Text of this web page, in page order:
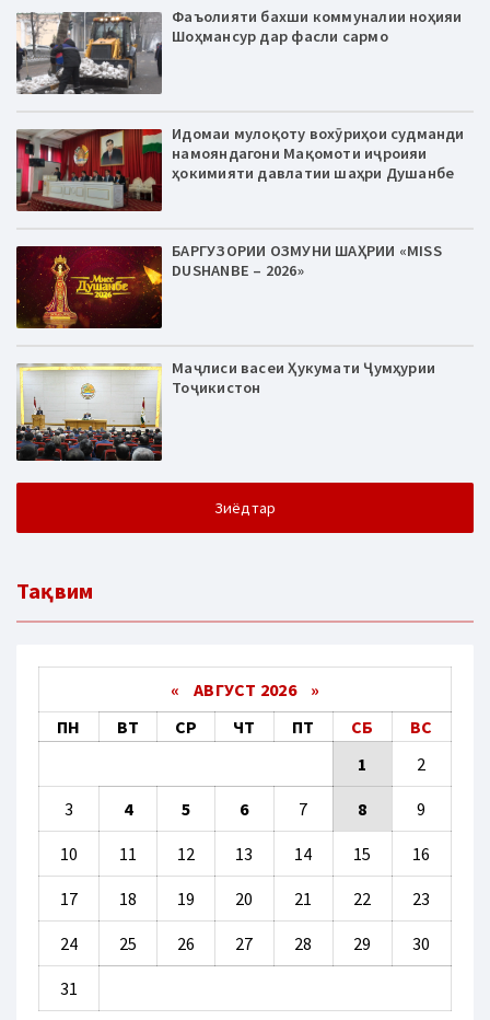
Фаъолияти бахши коммуналии ноҳияи
Шоҳмансур дар фасли сармо
Идомаи мулоқоту вохӯриҳои судманди
намояндагони Мақомоти иҷроияи
ҳокимияти давлатии шаҳри Душанбе
БАРГУЗОРИИ ОЗМУНИ ШАҲРИИ «MISS
DUSHANBE – 2026»
Маҷлиси васеи Ҳукумати Ҷумҳурии
Тоҷикистон
Зиёдтар
Тақвим
« АВГУСТ 2026 »
ПН
ВТ СР ЧТ ПТ СБ
ВС
1
2
3 4 5 6 7 8 9
10 11 12 13 14 15 16
17 18 19 20 21 22 23
24 25 26 27 28 29 30
31